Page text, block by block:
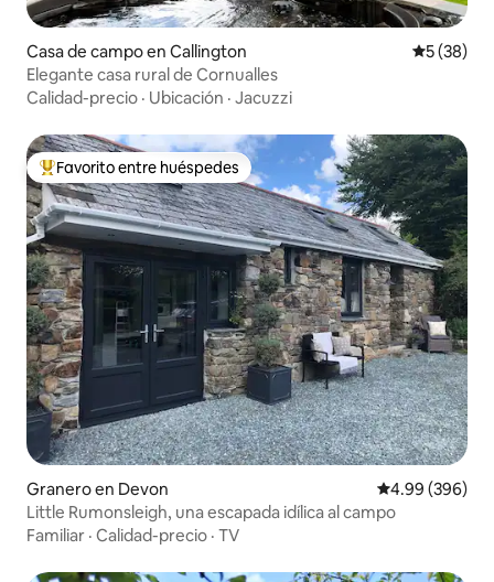
Casa de campo en Callington
5 (38)
Elegante casa rural de Cornualles
Calidad-precio · Ubicación · Jacuzzi
Favorito entre huéspedes preferido
Favorito entre huéspedes
Granero en Devon Calificación
4.99 (396)
Little Rumonsleigh, una escapada idílica al campo
Familiar · Calidad-precio · TV